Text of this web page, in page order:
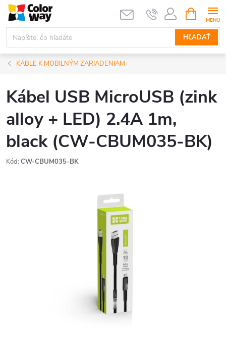
Prejsť
obsah
HĽADAŤ
KOŠÍK
KÁBLE K MOBILNÝM ZARIADENIAM
Kábel USB MicroUSB (zink
alloy + LED) 2.4A 1m,
black (CW-CBUM035-BK)
Kód: CW-CBUM035-BK